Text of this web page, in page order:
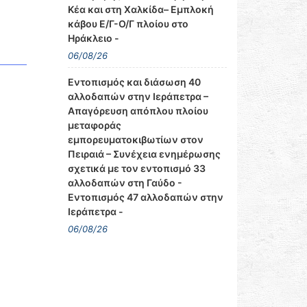
Κέα και στη Χαλκίδα– Εμπλοκή
κάβου Ε/Γ-Ο/Γ πλοίου στο
Ηράκλειο -
06/08/26
Εντοπισμός και διάσωση 40
αλλοδαπών στην Ιεράπετρα –
Απαγόρευση απόπλου πλοίου
μεταφοράς
εμπορευματοκιβωτίων στον
Πειραιά – Συνέχεια ενημέρωσης
σχετικά με τον εντοπισμό 33
αλλοδαπών στη Γαύδο -
Εντοπισμός 47 αλλοδαπών στην
Ιεράπετρα -
06/08/26